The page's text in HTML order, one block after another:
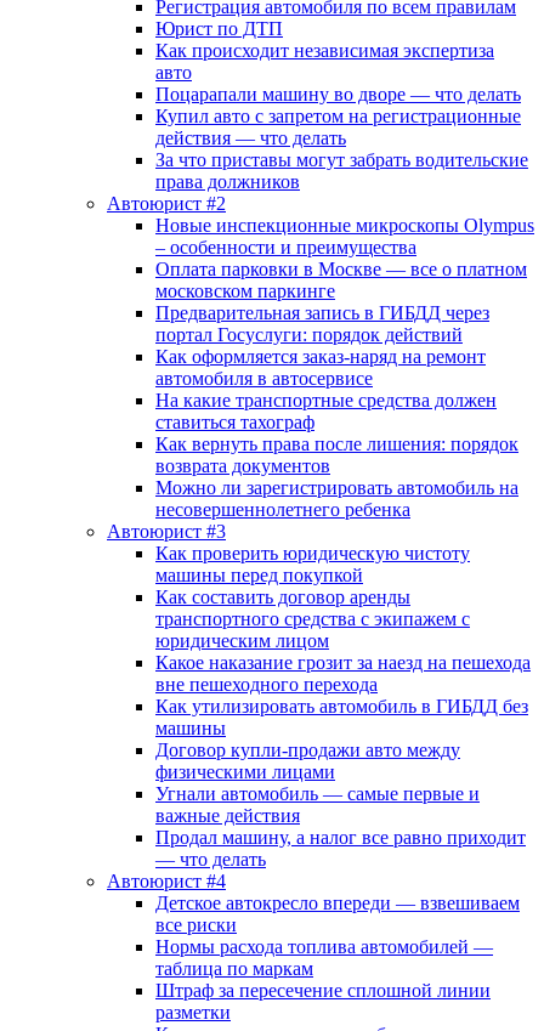
Регистрация автомобиля по всем правилам
Юрист по ДТП
Как происходит независимая экспертиза
авто
Поцарапали машину во дворе — что делать
Купил авто с запретом на регистрационные
действия — что делать
За что приставы могут забрать водительские
права должников
Автоюрист #2
Новые инспекционные микроскопы Olympus
– особенности и преимущества
Оплата парковки в Москве — все о платном
московском паркинге
Предварительная запись в ГИБДД через
портал Госуслуги: порядок действий
Как оформляется заказ-наряд на ремонт
автомобиля в автосервисе
На какие транспортные средства должен
ставиться тахограф
Как вернуть права после лишения: порядок
возврата документов
Можно ли зарегистрировать автомобиль на
несовершеннолетнего ребенка
Автоюрист #3
Как проверить юридическую чистоту
машины перед покупкой
Как составить договор аренды
транспортного средства с экипажем с
юридическим лицом
Какое наказание грозит за наезд на пешехода
вне пешеходного перехода
Как утилизировать автомобиль в ГИБДД без
машины
Договор купли-продажи авто между
физическими лицами
Угнали автомобиль — самые первые и
важные действия
Продал машину, а налог все равно приходит
— что делать
Автоюрист #4
Детское автокресло впереди — взвешиваем
все риски
Нормы расхода топлива автомобилей —
таблица по маркам
Штраф за пересечение сплошной линии
разметки